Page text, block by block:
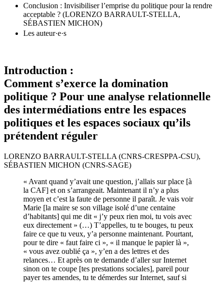
Conclusion : Invisibiliser l’emprise du politique pour la rendre
acceptable ? (LORENZO BARRAULT-STELLA,
SÉBASTIEN MICHON)
Les auteur·e·s
Introduction :
Comment s’exerce la domination
politique ? Pour une analyse relationnelle
des intermédiations entre les espaces
politiques et les espaces sociaux qu’ils
prétendent réguler
LORENZO BARRAULT-STELLA (CNRS-CRESPPA-CSU),
SÉBASTIEN MICHON (CNRS-SAGE)
« Avant quand y’avait une question, j’allais sur place [à
la CAF] et on s’arrangeait. Maintenant il n’y a plus
moyen et c’est la faute de personne il paraît. Je vais voir
Marie [la maire se son village isolé d’une centaine
d’habitants] qui me dit « j’y peux rien moi, tu vois avec
eux directement » (…) T’appelles, tu te bouges, tu peux
faire ce que tu veux, y’a personne maintenant. Pourtant,
pour te dire « faut faire ci », « il manque le papier là »,
« vous avez oublié ça », y’en a des lettres et des
relances… Et après on te demande d’aller sur Internet
sinon on te coupe [tes prestations sociales], pareil pour
payer tes amendes, tu te démerdes sur Internet, sauf si